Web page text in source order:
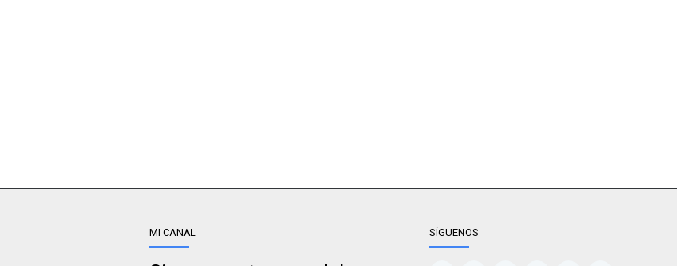
MI CANAL SÍGUENOS